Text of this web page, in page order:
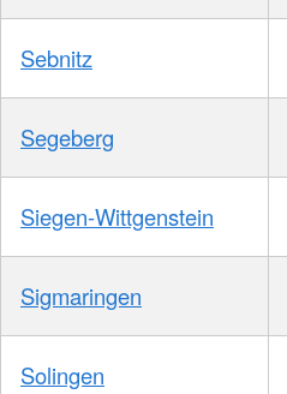
Sebnitz
Segeberg
Siegen-Wittgenstein
Sigmaringen
Solingen